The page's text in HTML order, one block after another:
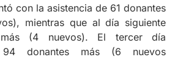
con la asistencia de 61 donantes
mientras que al día siguiente
más (4 nuevos). El tercer día
donantes más (6 nuevos